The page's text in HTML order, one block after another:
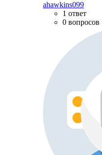
ahawkins099
1 ответ
0 вопросов